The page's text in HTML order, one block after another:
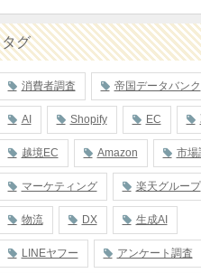
タグ
消費者調査 帝国データバンク
AI Shopify EC
越境EC Amazon 市場
マーケティング 楽天グループ
物流 DX 生成AI
LINEヤフー アンケート調査